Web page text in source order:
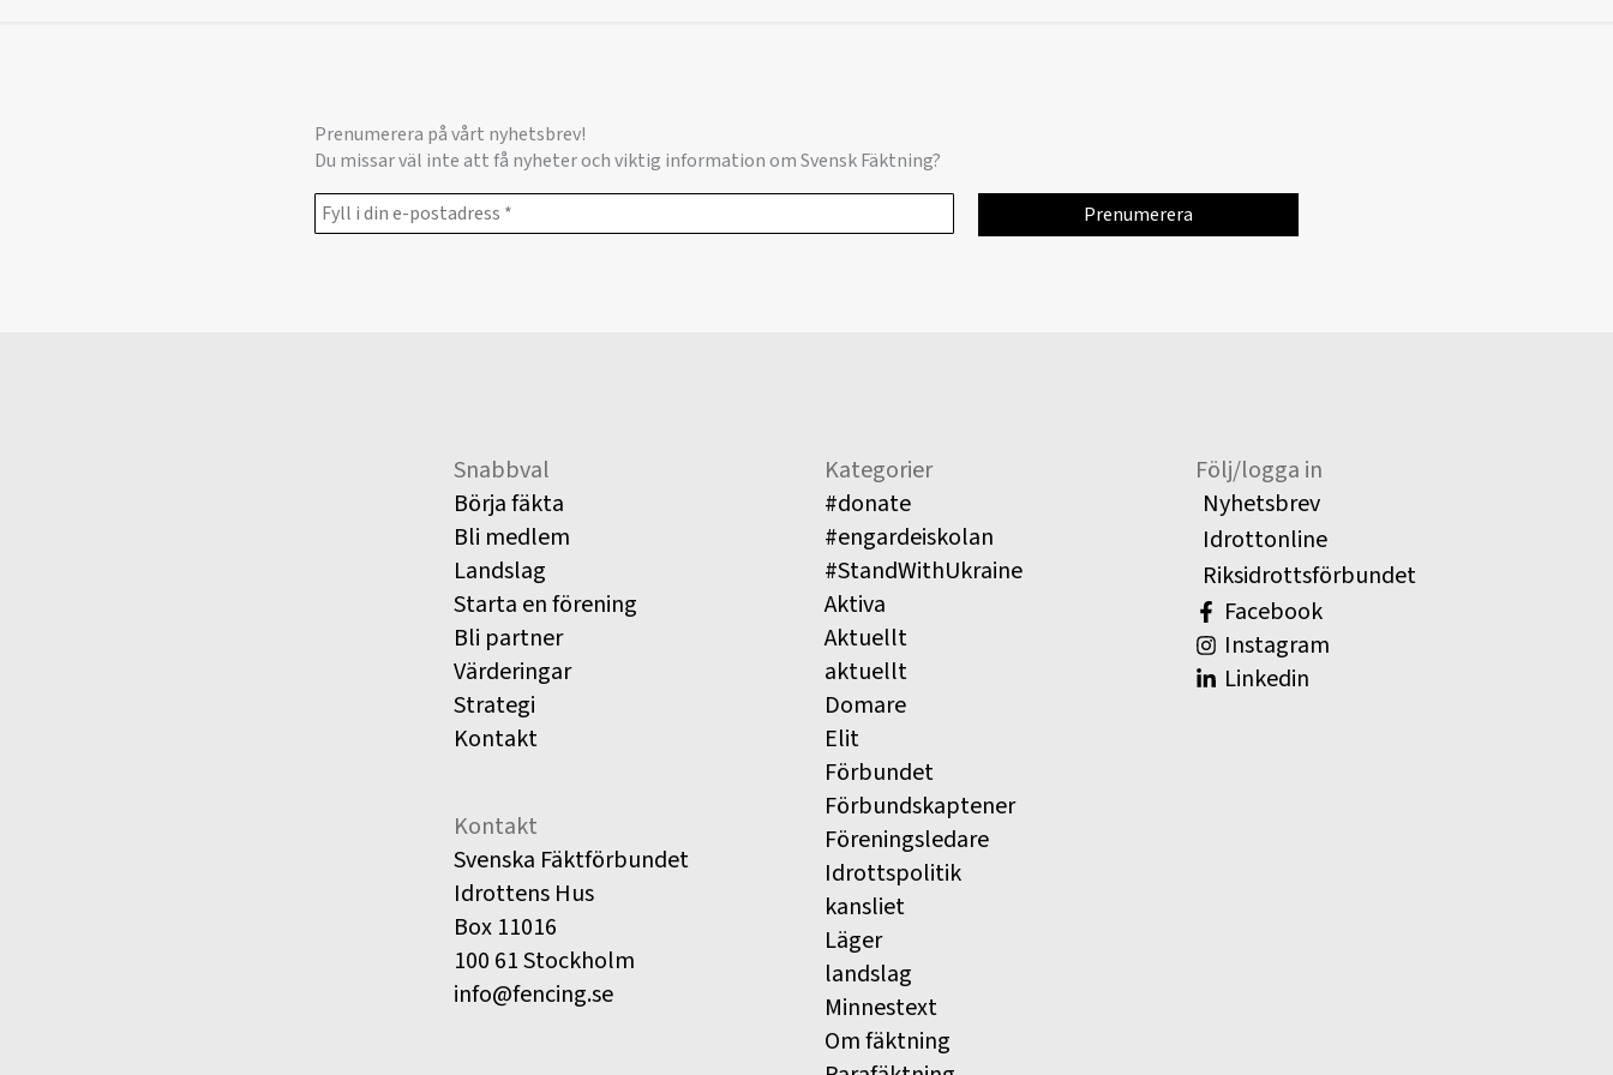
Prenumerera på vårt nyhetsbrev!
Du missar väl inte att få nyheter och viktig information om Svensk Fäktning?
Snabbval
Börja fäkta
Bli medlem
Landslag
Starta en förening
Bli partner
Värderingar
Strategi
Kontakt
Kontakt
Svenska Fäktförbundet
Idrottens Hus
Box 11016
100 61 Stockholm
info@fencing.se
Kategorier
#donate
#engardeiskolan
#StandWithUkraine
Aktiva
Aktuellt
aktuellt
Domare
Elit
Förbundet
Förbundskaptener
Föreningsledare
Idrottspolitik
kansliet
Läger
landslag
Minnestext
Om fäktning
Följ/logga in
Nyhetsbrev
Idrottonline
Riksidrottsförbundet
Facebook
Instagram
Linkedin